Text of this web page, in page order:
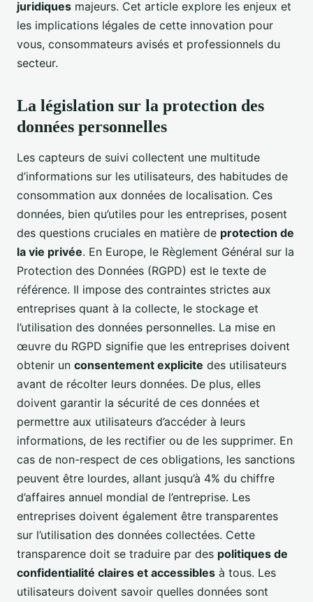
juridiques majeurs. Cet article explore les enjeux et
les implications légales de cette innovation pour
vous, consommateurs avisés et professionnels du
secteur.
La législation sur la protection des
données personnelles
Les capteurs de suivi collectent une multitude
d’informations sur les utilisateurs, des habitudes de
consommation aux données de localisation. Ces
données, bien qu’utiles pour les entreprises, posent
des questions cruciales en matière de protection de
la vie privée. En Europe, le Règlement Général sur la
Protection des Données (RGPD) est le texte de
référence. Il impose des contraintes strictes aux
entreprises quant à la collecte, le stockage et
l’utilisation des données personnelles. La mise en
œuvre du RGPD signifie que les entreprises doivent
obtenir un consentement explicite des utilisateurs
avant de récolter leurs données. De plus, elles
doivent garantir la sécurité de ces données et
permettre aux utilisateurs d’accéder à leurs
informations, de les rectifier ou de les supprimer. En
cas de non-respect de ces obligations, les sanctions
peuvent être lourdes, allant jusqu’à 4% du chiffre
d’affaires annuel mondial de l’entreprise. Les
entreprises doivent également être transparentes
sur l’utilisation des données collectées. Cette
transparence doit se traduire par des politiques de
confidentialité claires et accessibles à tous. Les
utilisateurs doivent savoir quelles données sont